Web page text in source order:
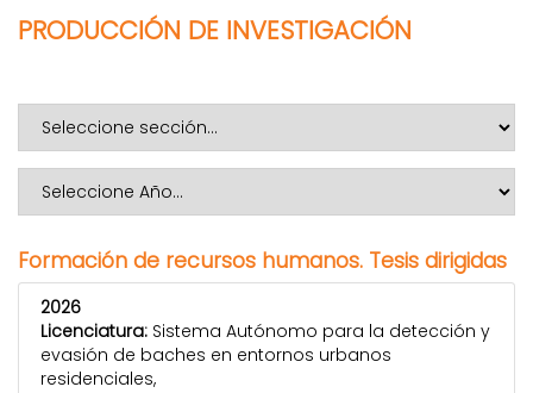
PRODUCCIÓN DE INVESTIGACIÓN
Formación de recursos humanos. Tesis dirigidas
2026
Licenciatura: Sistema Autónomo para la detección y
evasión de baches en entornos urbanos
residenciales,